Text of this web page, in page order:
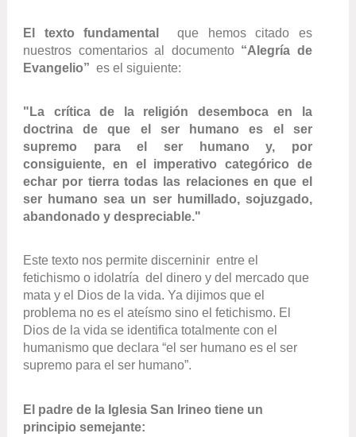
El texto fundamentalque hemos citado es
nuestros comentarios al documento “Alegría de
Evangelio” es el siguiente:
"La crítica de la religión desemboca en la
doctrina de que el ser humano es el ser
supremo para el ser humano y, por
consiguiente, en el imperativo categórico de
echar por tierra todas las relaciones en que el
ser humano sea un ser humillado, sojuzgado,
abandonado y despreciable."
Este texto nos permite discerninir entre el
fetichismo o idolatría del dinero y del mercado que
mata y el Dios de la vida. Ya dijimos que el
problema no es el ateísmo sino el fetichismo. El
Dios de la vida se identifica totalmente con el
humanismo que declara “el ser humano es el ser
supremo para el ser humano”.
El padre de la Iglesia San Irineo tiene un
principio semejante: